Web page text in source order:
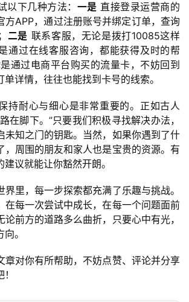
投稿
以下几种方法： 一是 直接登录运营商的
方APP，通过注册账号并绑定订单，查询
二是 联系客服，无论是拨打10085这样
通过在线客服咨询，都能获得及时的帮
通过电商平台购买的流量卡，不妨回到
详情，往往也能找到卡号的线索。
持耐心与细心是非常重要的。正如古人
在脚下。”只要我们积极寻找解决办法，
未知之门的钥匙。当然，如果你遇到了什
，周围的朋友和家人也是宝贵的资源。有
议就能让你豁然开朗。
里，每一步探索都充满了乐趣与挑战。
在每一次尝试中成长，在每一个问题面前
论前方的道路多么曲折，只要心中有光，
。
章对你有所帮助，不妨点赞、评论并分享